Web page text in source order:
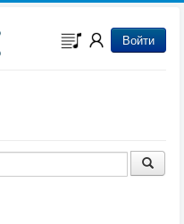
Войти
Музыка из сериалов